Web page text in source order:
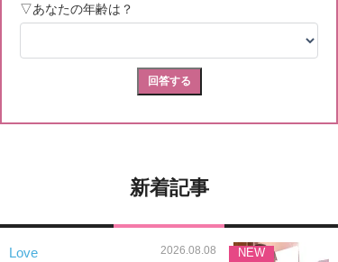
新着記事
Love 2026.08.08 NEW